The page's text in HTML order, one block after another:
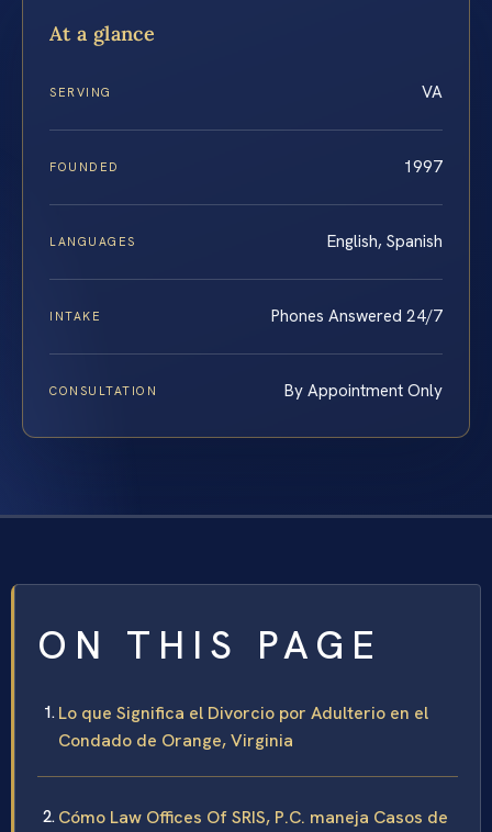
At a glance
SERVING VA
FOUNDED 1997
LANGUAGES English, Spanish
INTAKE Phones Answered 24/7
CONSULTATION By Appointment Only
ON THIS PAGE
Lo que Significa el Divorcio por Adulterio en el
Condado de Orange, Virginia
Cómo Law Offices Of SRIS, P.C. maneja Casos de